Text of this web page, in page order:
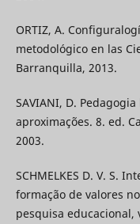
ORTIZ, A.
metodológico en las
Barranquilla, 2013.
SAVIANI, D.
aproximações. 8. ed.
2003.
SCHMELKES D. V. S.
formação de valores
pesquisa educacional,